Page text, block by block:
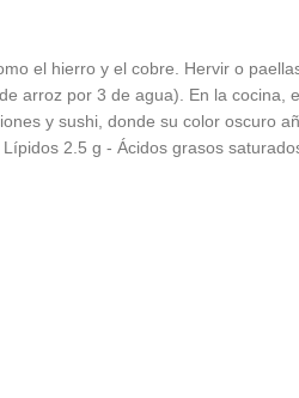
el hierro y el cobre. Hervir o
arroz por 3 de agua). En la cocina,
y sushi, donde su color oscuro
2.5 g - Ácidos grasos